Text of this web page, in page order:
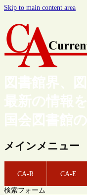
Skip to main content area
図書館界、
最新の情報
国会図書館
メインメニュー
CA-R CA-E
検索フォーム